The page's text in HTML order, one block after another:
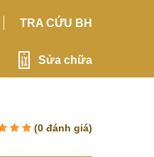
TRA CỨU BH
Sửa chữa
(0 đánh giá)